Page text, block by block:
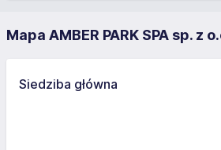
Mapa AMBER PARK SPA sp. z
Siedziba główna